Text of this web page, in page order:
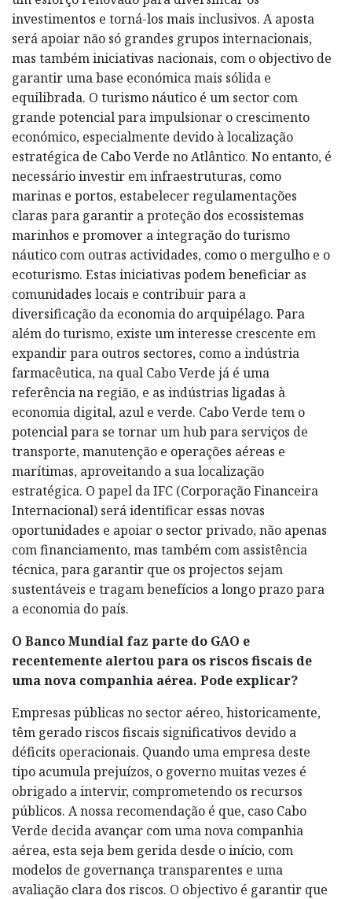
investimentos e torná-los mais inclusivos. A aposta
será apoiar não só grandes grupos internacionais,
mas também iniciativas nacionais, com o objectivo de
garantir uma base económica mais sólida e
equilibrada. O turismo náutico é um sector com
grande potencial para impulsionar o crescimento
económico, especialmente devido à localização
estratégica de Cabo Verde no Atlântico. No entanto, é
necessário investir em infraestruturas, como
marinas e portos, estabelecer regulamentações
claras para garantir a proteção dos ecossistemas
marinhos e promover a integração do turismo
náutico com outras actividades, como o mergulho e o
ecoturismo. Estas iniciativas podem beneficiar as
comunidades locais e contribuir para a
diversificação da economia do arquipélago. Para
além do turismo, existe um interesse crescente em
expandir para outros sectores, como a indústria
farmacêutica, na qual Cabo Verde já é uma
referência na região, e as indústrias ligadas à
economia digital, azul e verde. Cabo Verde tem o
potencial para se tornar um hub para serviços de
transporte, manutenção e operações aéreas e
marítimas, aproveitando a sua localização
estratégica. O papel da IFC (Corporação Financeira
Internacional) será identificar essas novas
oportunidades e apoiar o sector privado, não apenas
com financiamento, mas também com assistência
técnica, para garantir que os projectos sejam
sustentáveis e tragam benefícios a longo prazo para
a economia do país.
O Banco Mundial faz parte do GAO e
recentemente alertou para os riscos fiscais de
uma nova companhia aérea. Pode explicar?
Empresas públicas no sector aéreo, historicamente,
têm gerado riscos fiscais significativos devido a
déficits operacionais. Quando uma empresa deste
tipo acumula prejuízos, o governo muitas vezes é
obrigado a intervir, comprometendo os recursos
públicos. A nossa recomendação é que, caso Cabo
Verde decida avançar com uma nova companhia
aérea, esta seja bem gerida desde o início, com
modelos de governança transparentes e uma
avaliação clara dos riscos. O objectivo é garantir que